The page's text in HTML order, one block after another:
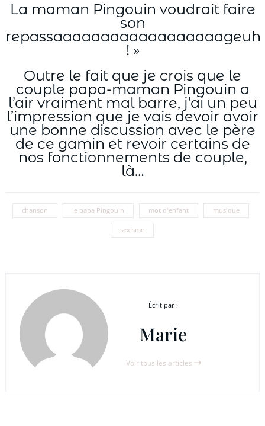
La maman Pingouin voudrait faire
son
repassaaaaaaaaaaaaaaaaaageuh
! »
Outre le fait que je crois que le
couple papa-maman Pingouin a
l’air vraiment mal barre, j’ai un peu
l’impression que je vais devoir avoir
une bonne discussion avec le père
de ce gamin et revoir certains de
nos fonctionnements de couple,
là…
chanson le papa Pingouin mot d'enfant musique
sexisme
Écrit par :
Marie
Voir tous les articles